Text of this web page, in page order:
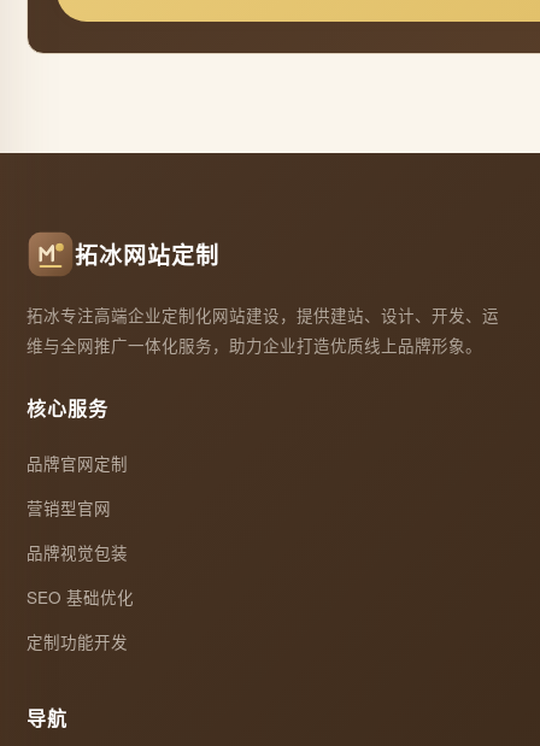
拓冰网站定制
拓冰专注高端企业定制化网站建设，提供建站、设计、开发、运
维与全网推广一体化服务，助力企业打造优质线上品牌形象。
核心服务
品牌官网定制
营销型官网
品牌视觉包装
SEO 基础优化
定制功能开发
导航